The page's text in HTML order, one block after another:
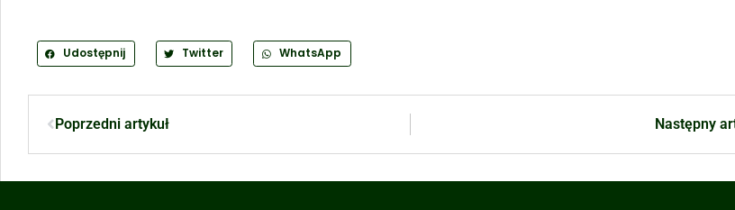
Udostępnij Twitter WhatsApp
Poprzedni artykuł Następny